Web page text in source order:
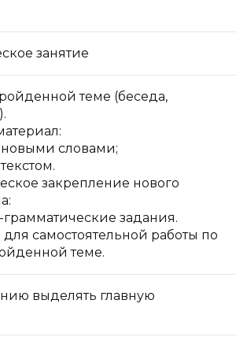
занятие
теме (беседа,
новыми словами;
закрепление нового
задания.
самостоятельной работы по
теме.
выделять главную